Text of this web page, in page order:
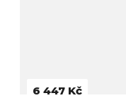
6 447 Kč